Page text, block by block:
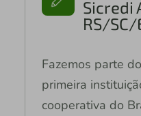
Sicredi
RS/SC/
Fazemos parte
primeira
cooperativa do